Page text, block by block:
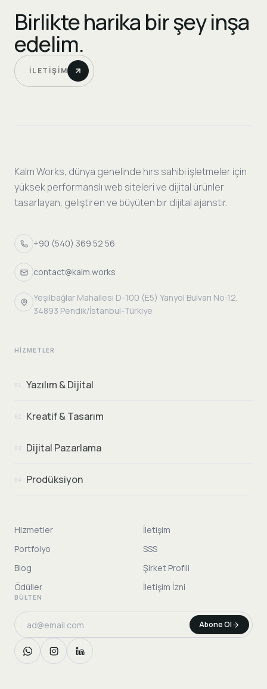
Birlikte harika bir şey inşa
edelim.
İLETIŞIM
Kalm Works, dünya genelinde hırs sahibi işletmeler için
yüksek performanslı web siteleri ve dijital ürünler
tasarlayan, geliştiren ve büyüten bir dijital ajanstır.
+90 (540) 369 52 56
contact@kalm.works
Yeşilbağlar Mahallesi D-100 (E5) Yanyol Bulvarı No:12,
34893 Pendik/İstanbul-Türkiye
HIZMETLER
01 Yazılım & Dijital
02 Kreatif & Tasarım
03 Dijital Pazarlama
04 Prodüksiyon
Hizmetler
İletişim
Portfolyo
SSS
Blog
Şirket Profili
Ödüller
İletişim İzni
BÜLTEN
Abone Ol